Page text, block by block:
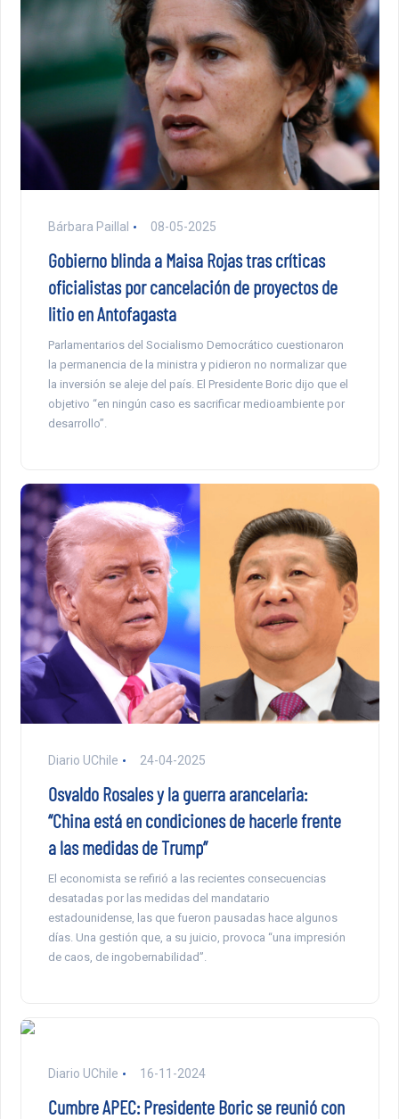
Bárbara Paillal 08-05-2025
Gobierno blinda a Maisa Rojas tras críticas
oficialistas por cancelación de proyectos de
litio en Antofagasta
Parlamentarios del Socialismo Democrático cuestionaron
la permanencia de la ministra y pidieron no normalizar que
la inversión se aleje del país. El Presidente Boric dijo que el
objetivo “en ningún caso es sacrificar medioambiente por
desarrollo”.
Diario UChile 24-04-2025
Osvaldo Rosales y la guerra arancelaria:
“China está en condiciones de hacerle frente
a las medidas de Trump”
El economista se refirió a las recientes consecuencias
desatadas por las medidas del mandatario
estadounidense, las que fueron pausadas hace algunos
días. Una gestión que, a su juicio, provoca “una impresión
de caos, de ingobernabilidad”.
Diario UChile 16-11-2024
Cumbre APEC: Presidente Boric se reunió con